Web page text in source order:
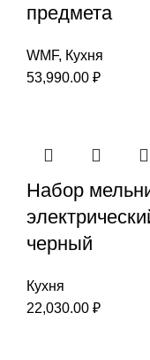
предмета
WMF, Кухня
53,990.00 ₽
Набор
черный
Кухня
22,030.00 ₽